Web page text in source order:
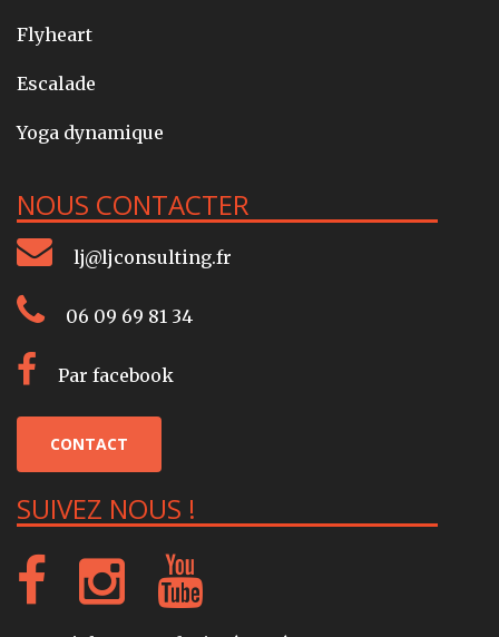
Flyheart
Escalade
Yoga dynamique
NOUS CONTACTER
lj@ljconsulting.fr
06 09 69 81 34
Par facebook
CONTACT
SUIVEZ NOUS !